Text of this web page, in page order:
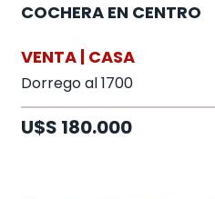
COCHERA EN CENTRO
VENTA | CASA
Dorrego al 1700
U$S 180.000